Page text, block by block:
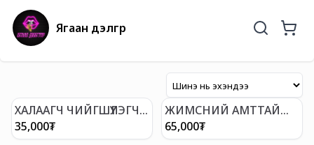
Ягаан дэлгүүр
ХАЛААГЧ ЧИЙГШҮҮЛЭГЧ
ГЕЛЬ, 100 МЛ
35,000₮
ЖИМСНИЙ АМТТАЙ
ИДДЭГ ЧИЙГШҮҮЛЭГЧ
ГЕЛЬ (АВСТРАЛИ)
65,000₮